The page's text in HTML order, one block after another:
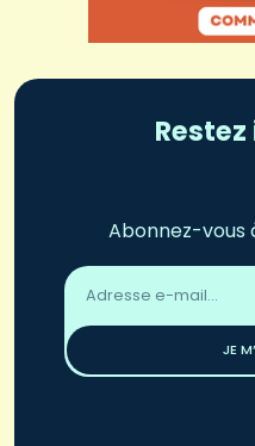
Abonnez-
Adresse
email
JE